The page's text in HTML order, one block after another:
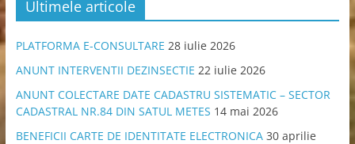
Ultimele articole
PLATFORMA E-CONSULTARE 28 iulie 2026
ANUNT INTERVENTII DEZINSECTIE 22 iulie 2026
ANUNT COLECTARE DATE CADASTRU SISTEMATIC – SECTOR
CADASTRAL NR.84 DIN SATUL METES 14 mai 2026
BENEFICII CARTE DE IDENTITATE ELECTRONICA 30 aprilie